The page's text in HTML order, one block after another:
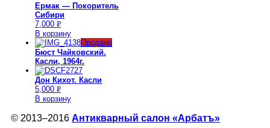
Ермак — Покоритель
Сибири
7,000 Р
УБ.
В корзину
Продано
Бюст Чайковский.
Касли, 1964г.
Дон Кихот. Касли
5,000 Р
УБ.
В корзину
© 2013–2016 Антикварный салон «Арбатъ»